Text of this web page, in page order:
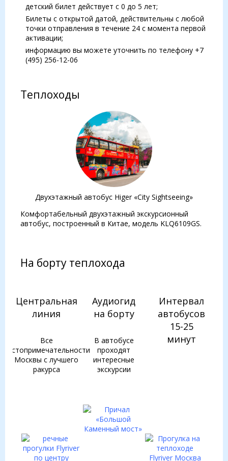
детский билет действует с 0 до 5 лет;
Билеты с открытой датой, действительны с любой
точки отправления в течение 24 с момента первой
активации;
информацию вы можете уточнить по телефону +7
(495) 256-12-06
Теплоходы
Двухэтажный автобус Higer «City Sightseeing»
Комфортабельный двухэтажный экскурсионный
автобус, построенный в Китае, модель KLQ6109GS.
На борту теплохода
Центральная
линия
Все
достопримечательности
Москвы с лучшего
ракурса
Аудиогид
на борту
В автобусе
проходят
интересные
экскурсии
Интервал
автобусов
15-25
минут